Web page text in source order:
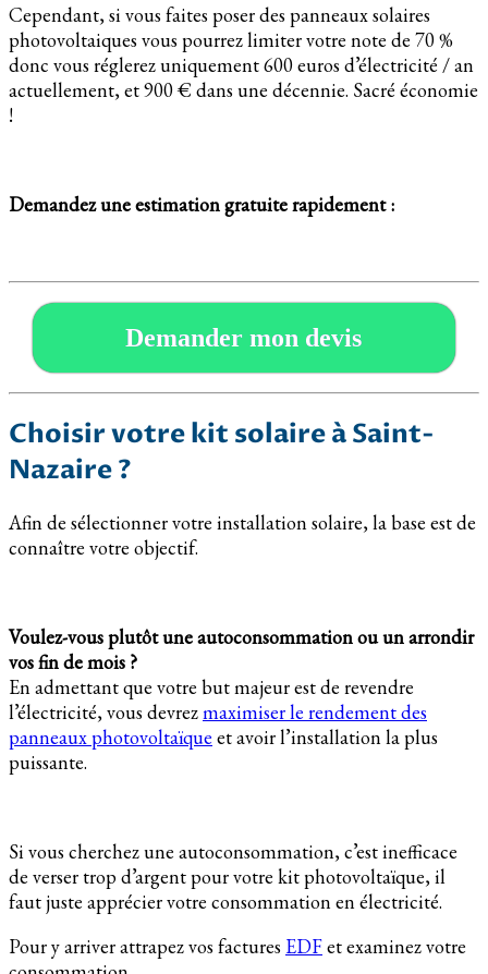
Cependant, si vous faites poser des panneaux solaires
photovoltaiques vous pourrez limiter votre note de 70 %
donc vous réglerez uniquement 600 euros d’électricité / an
actuellement, et 900 € dans une décennie. Sacré économie
!
Demandez une estimation gratuite rapidement :
Demander mon devis
Choisir votre kit solaire à Saint-
Nazaire ?
Afin de sélectionner votre installation solaire, la base est de
connaître votre objectif.
Voulez-vous plutôt une autoconsommation ou un arrondir
vos fin de mois ?
En admettant que votre but majeur est de revendre
l’électricité, vous devrezmaximiser le rendement des
panneaux photovoltaïque et avoir l’installation la plus
puissante.
Si vous cherchez une autoconsommation, c’est inefficace
de verser trop d’argent pour votre kit photovoltaïque, il
faut juste apprécier votre consommation en électricité.
Pour y arriver attrapez vos factures EDFet examinez votre